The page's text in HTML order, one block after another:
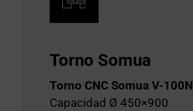
Torno Somua
Torno CNC Somua V-100N
Capacidad Ø 450×900